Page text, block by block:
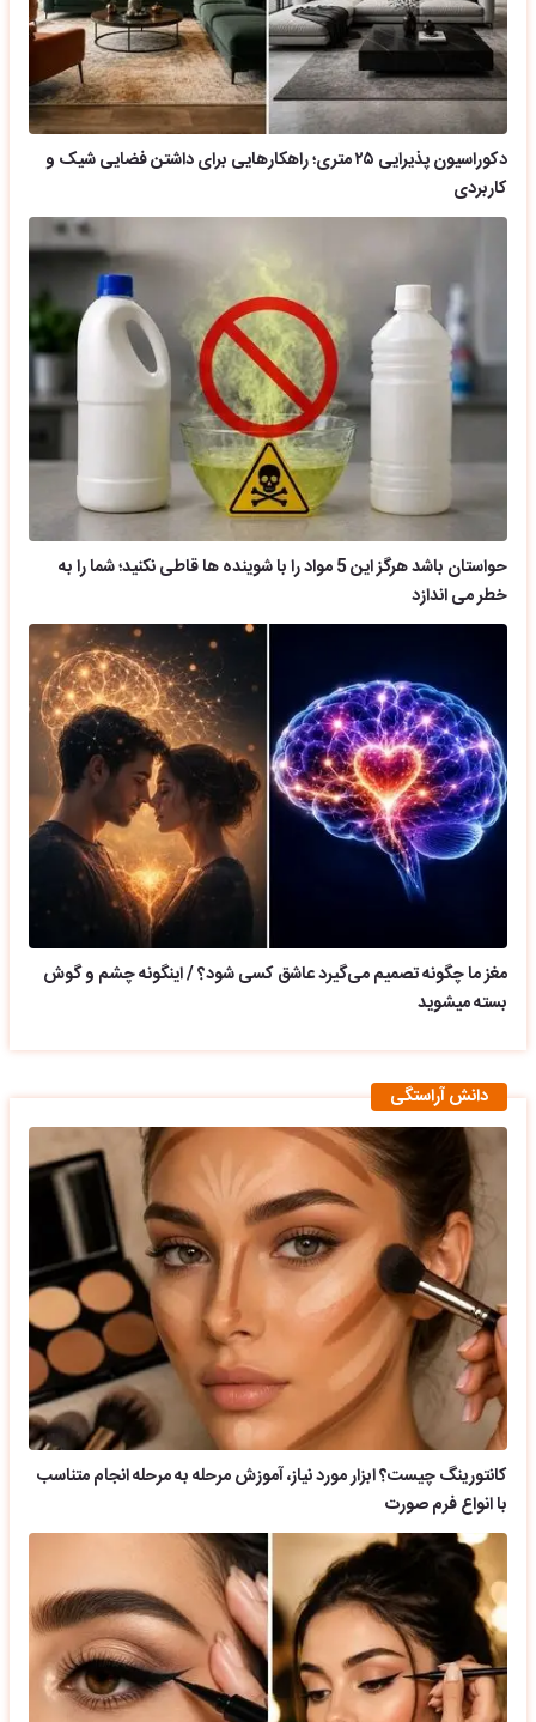
دکوراسیون پذیرایی ۲۵ متری؛ راهکارهایی برای داشتن فضایی شیک و
کاربردی
حواستان باشد هرگز این 5 مواد را با شوینده ها قاطی نکنید؛ شما را به
خطر می اندازد
مغز ما چگونه تصمیم می‌گیرد عاشق کسی شود؟ / اینگونه چشم و گوش
بسته میشوید
دانش آراستگی
کانتورینگ چیست؟ ابزار مورد نیاز، آموزش مرحله به مرحله انجام متناسب
با انواع فرم صورت